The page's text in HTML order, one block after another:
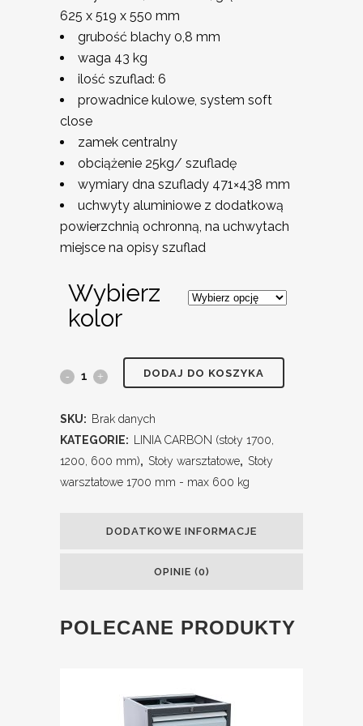
625 x 519 x 550 mm
grubość blachy 0,8 mm
waga 43 kg
ilość szuflad: 6
prowadnice kulowe, system soft
close
zamek centralny
obciążenie 25kg/ szufladę
wymiary dna szuflady 471×438 mm
uchwyty aluminiowe z dodatkową
powierzchnią ochronną, na uchwytach
miejsce na opisy szuflad
Wybierz
kolor
DODAJ DO KOSZYKA
SKU: Brak danych
KATEGORIE: LINIA CARBON (stoły 1700,
1200, 600 mm), Stoły warsztatowe, Stoły
warsztatowe 1700 mm - max 600 kg
DODATKOWE INFORMACJE
OPINIE (0)
POLECANE PRODUKTY